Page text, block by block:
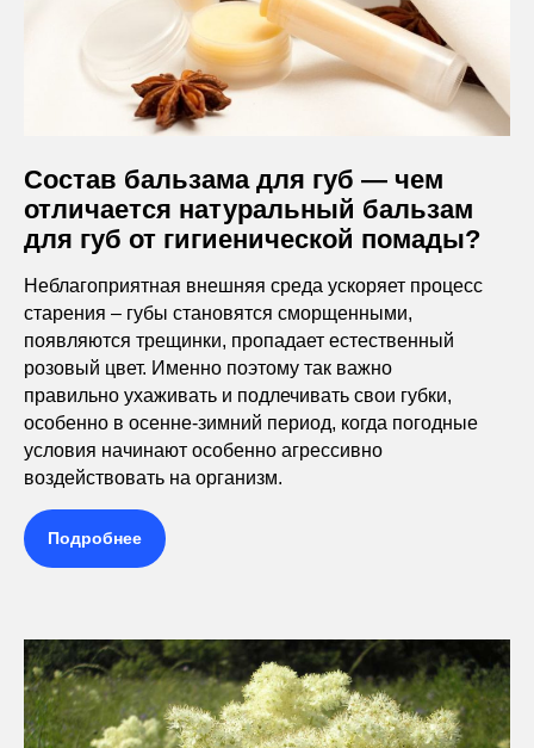
Состав бальзама для губ — чем
отличается натуральный бальзам
для губ от гигиенической помады?
Неблагоприятная внешняя среда ускоряет процесс
старения – губы становятся сморщенными,
появляются трещинки, пропадает естественный
розовый цвет. Именно поэтому так важно
правильно ухаживать и подлечивать свои губки,
особенно в осенне-зимний период, когда погодные
условия начинают особенно агрессивно
воздействовать на организм.
Подробнее